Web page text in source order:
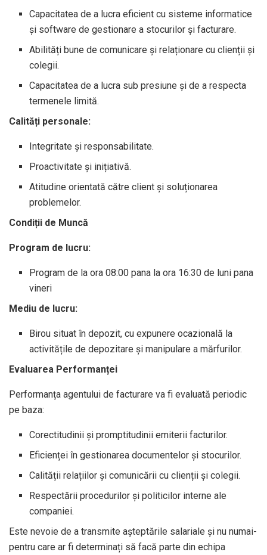
Capacitatea de a lucra eficient cu sisteme informatice
și software de gestionare a stocurilor și facturare.
Abilități bune de comunicare și relaționare cu clienții și
colegii.
Capacitatea de a lucra sub presiune și de a respecta
termenele limită.
Calități personale:
Integritate și responsabilitate.
Proactivitate și inițiativă.
Atitudine orientată către client și soluționarea
problemelor.
Condiții de Muncă
Program de lucru:
Program de la ora 08:00 pana la ora 16:30 de luni pana
vineri
Mediu de lucru:
Birou situat în depozit, cu expunere ocazională la
activitățile de depozitare și manipulare a mărfurilor.
Evaluarea Performanței
Performanța agentului de facturare va fi evaluată periodic
pe baza:
Corectitudinii și promptitudinii emiterii facturilor.
Eficienței în gestionarea documentelor și stocurilor.
Calității relațiilor și comunicării cu clienții și colegii.
Respectării procedurilor și politicilor interne ale
companiei.
Este nevoie de a transmite așteptările salariale și nu numai-
pentru care ar fi determinați să facă parte din echipa